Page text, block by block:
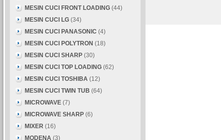
MESIN CUCI FRONT LOADING (44)
MESIN CUCI LG (34)
MESIN CUCI PANASONIC (4)
MESIN CUCI POLYTRON (18)
MESIN CUCI SHARP (30)
MESIN CUCI TOP LOADING (62)
MESIN CUCI TOSHIBA (12)
MESIN CUCI TWIN TUB (64)
MICROWAVE (7)
MICROWAVE SHARP (6)
MIXER (16)
MODENA (3)